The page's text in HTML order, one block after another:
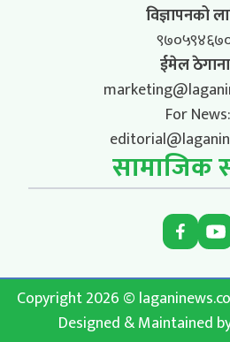
विज्ञापनको
ईमेल
For News:
सामाजिक
Copyright 2026 ©
Designed & Maintained